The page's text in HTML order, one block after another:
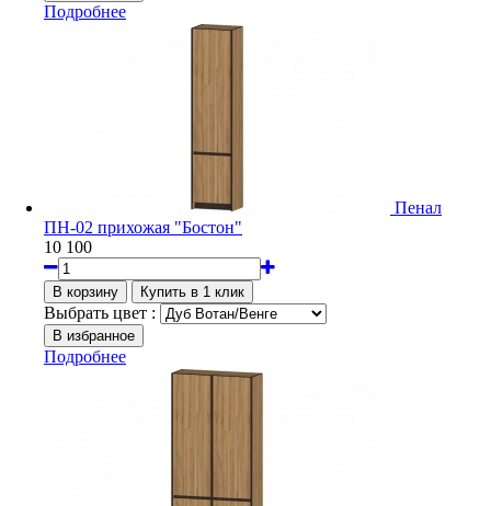
Подробнее
Пенал
ПН-02 прихожая "Бостон"
10 100
Выбрать цвет :
Подробнее